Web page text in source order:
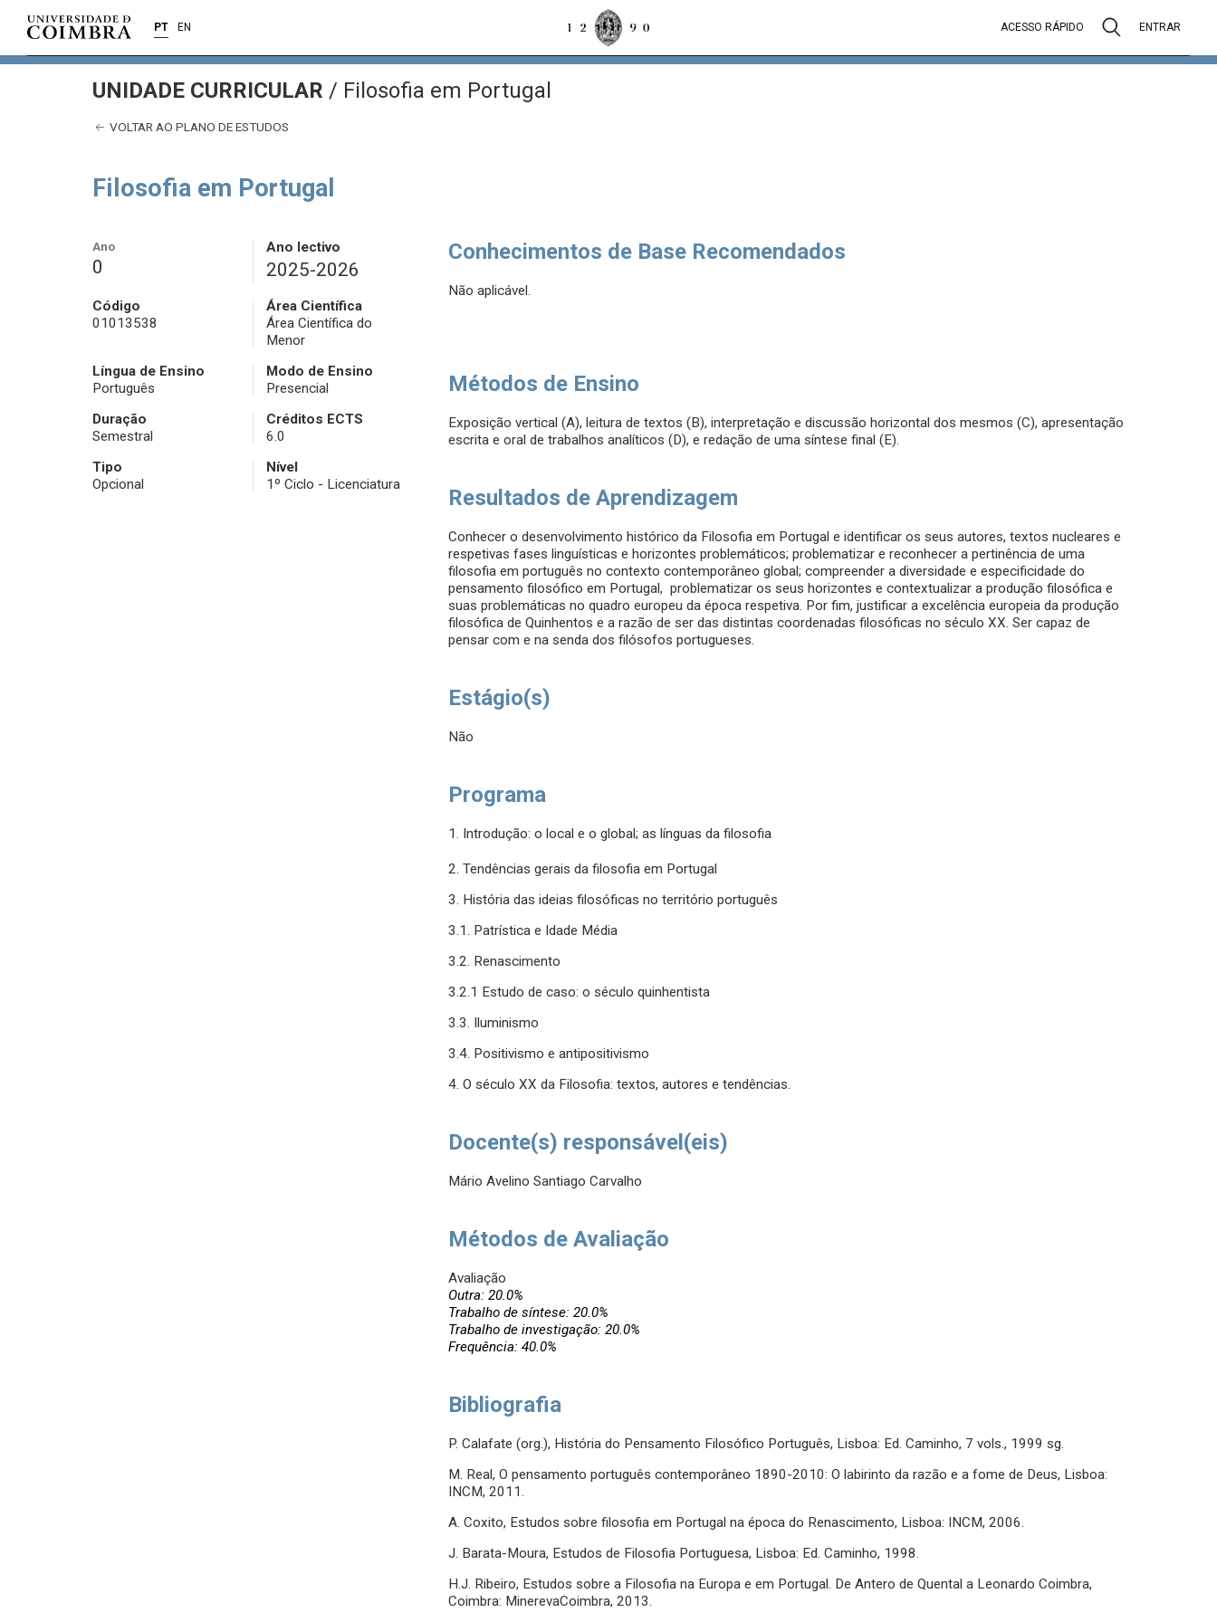
PT EN ACESSO RÁPIDO ENTRAR
UNIDADE CURRICULAR / Filosofia em Portugal
VOLTAR AO PLANO DE ESTUDOS
Filosofia em Portugal
Ano
0
Ano lectivo
2025-2026
Código
01013538
Área Científica
Área Científica do
Menor
Língua de Ensino
Português
Modo de Ensino
Presencial
Duração
Semestral
Créditos ECTS
6.0
Tipo
Opcional
Nível
1º Ciclo - Licenciatura
Conhecimentos de Base Recomendados
Não aplicável.
Métodos de Ensino
Exposição vertical (A), leitura de textos (B), interpretação e discussão horizontal dos mesmos (C), apresentação
escrita e oral de trabalhos analíticos (D), e redação de uma síntese final (E).
Resultados de Aprendizagem
Conhecer o desenvolvimento histórico da Filosofia em Portugal e identificar os seus autores, textos nucleares e
respetivas fases linguísticas e horizontes problemáticos; problematizar e reconhecer a pertinência de uma
filosofia em português no contexto contemporâneo global; compreender a diversidade e especificidade do
pensamento filosófico em Portugal, problematizar os seus horizontes e contextualizar a produção filosófica e
suas problemáticas no quadro europeu da época respetiva. Por fim, justificar a excelência europeia da produção
filosófica de Quinhentos e a razão de ser das distintas coordenadas filosóficas no século XX. Ser capaz de
pensar com e na senda dos filósofos portugueses.
Estágio(s)
Não
Programa
1. Introdução: o local e o global; as línguas da filosofia
2. Tendências gerais da filosofia em Portugal
3. História das ideias filosóficas no território português
3.1. Patrística e Idade Média
3.2. Renascimento
3.2.1 Estudo de caso: o século quinhentista
3.3. Iluminismo
3.4. Positivismo e antipositivismo
4. O século XX da Filosofia: textos, autores e tendências.
Docente(s) responsável(eis)
Mário Avelino Santiago Carvalho
Métodos de Avaliação
Avaliação
Outra: 20.0%
Trabalho de síntese: 20.0%
Trabalho de investigação: 20.0%
Frequência: 40.0%
Bibliografia
P. Calafate (org.), História do Pensamento Filosófico Português, Lisboa: Ed. Caminho, 7 vols., 1999 sg.
M. Real, O pensamento português contemporâneo 1890-2010: O labirinto da razão e a fome de Deus, Lisboa:
INCM, 2011.
A. Coxito, Estudos sobre filosofia em Portugal na época do Renascimento, Lisboa: INCM, 2006.
J. Barata-Moura, Estudos de Filosofia Portuguesa, Lisboa: Ed. Caminho, 1998.
H.J. Ribeiro, Estudos sobre a Filosofia na Europa e em Portugal. De Antero de Quental a Leonardo Coimbra,
Coimbra: MinerevaCoimbra, 2013.